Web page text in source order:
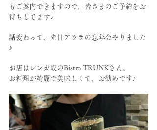
もご案内できますので、皆さまのご予約をお
待ちしてます♪
話変わって、先日アウラの忘年会やりました
♪
お店はレンガ坂のBistro TRUNKさん。
お料理が綺麗で美味しくて、お勧めです♪